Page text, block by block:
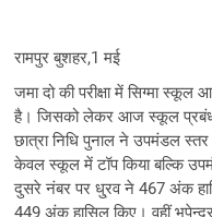
रामपुर बुशहर,1 मई
जमा दो की परीक्षा में सिग्मा
है। जिसको लेकर आज स्कूल प्रबंधन
छात्रा निधि पुनाल ने उपमंडल
केवल स्कूल में टॉप किया बल्कि
दुसरे नंबर पर धु्रव ने 467 अंक
449 अंक हासिल किए। वहीं